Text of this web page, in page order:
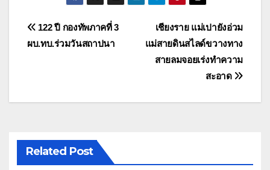
แนะแนว
เชียงราย แม่เปายังอ่วม
แม่สายดินสไลด์ขวางทาง
สายลมจอยเร่งทำความ
สะอาด
122 ปี กองทัพภาคที่ 3
ผบ.ทบ.ร่วมวันสถาปนา
Related Post